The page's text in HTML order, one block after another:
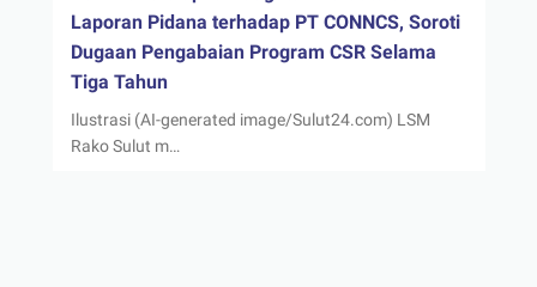
Laporan Pidana terhadap PT CONNCS, Soroti
Dugaan Pengabaian Program CSR Selama
Tiga Tahun
Ilustrasi (AI-generated image/Sulut24.com) LSM
Rako Sulut m…